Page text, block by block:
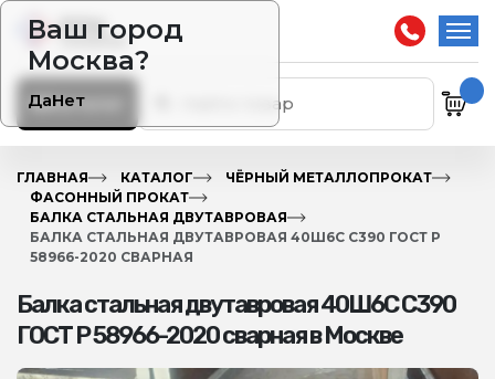
Ваш город
Москва?
ДаНет
Каталог
ГЛАВНАЯ КАТАЛОГ
ЧЁРНЫЙ МЕТАЛЛОПРОКАТ
ФАСОННЫЙ ПРОКАТ
БАЛКА СТАЛЬНАЯ ДВУТАВРОВАЯ
БАЛКА СТАЛЬНАЯ ДВУТАВРОВАЯ 40Ш6С С390 ГОСТ Р
58966-2020 СВАРНАЯ
Балка стальная двутавровая 40Ш6С С390
ГОСТ Р 58966-2020 сварная в Москве